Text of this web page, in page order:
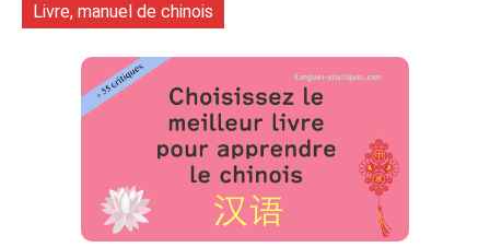
Livre, manuel de chinois